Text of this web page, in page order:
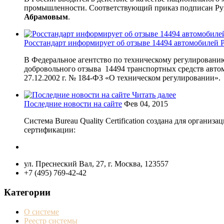
промышленности. Соответствующий приказ подписан
Абрамовым.
Росстандарт информирует об отзыве 14494 автомобилей
В Федеральное агентство по техническому
добровольного отзыва 14494 транспортных средств
27.12.2002 г. № 184-ФЗ «О техническом регулировании».
Читать далее
Последние новости на сайте Фев 04, 2015
Система Bureau Quality Certification создана для
сертификации:
ул. Преснеский Вал, 27, г. Москва, 123557
+7 (495) 769-42-42
Категории
О системе
Реестр системы